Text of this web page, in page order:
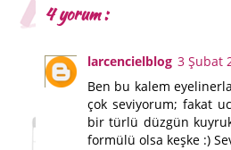
4 yorum :
larcencielblog 3 Şubat
Ben bu kalem
çok seviyorum; fakat
bir türlü düzgün
formülü olsa keşke :)